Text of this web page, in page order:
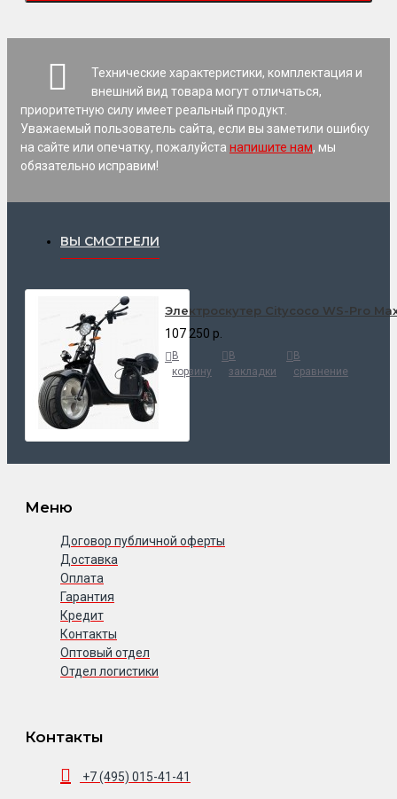
Технические характеристики, комплектация и
внешний вид товара могут отличаться,
приоритетную силу имеет реальный продукт.
Уважаемый пользователь сайта, если вы заметили ошибку
на сайте или опечатку, пожалуйста напишите нам, мы
обязательно исправим!
ВЫ СМОТРЕЛИ
Электроскутер Citycoco WS-Pro
107 250 р.
В
корзину
В
закладки
В
сравнение
Меню
Договор публичной оферты
Доставка
Оплата
Гарантия
Кредит
Контакты
Оптовый отдел
Отдел логистики
Контакты
+7 (495) 015-41-41